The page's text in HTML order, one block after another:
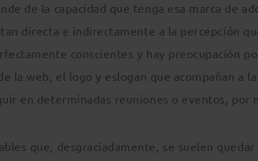
de la capacidad que tenga esa marca de
directa e indirectamente a la percepción
conscientes y hay preocupación
la web, el logo y eslogan que acompañan a
en determinadas reuniones o eventos, por
que, desgraciadamente, se suelen